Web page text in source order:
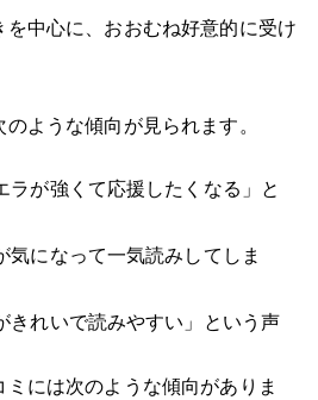
中心に、おおむね好意的に受け
ような傾向が見られます。
ラが強くて応援したくなる」と
気になって一気読みしてしま
きれいで読みやすい」という声
には次のような傾向がありま